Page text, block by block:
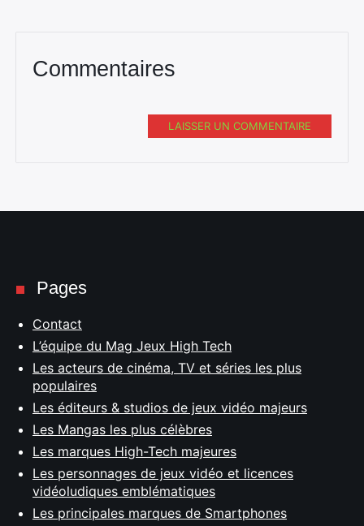
Commentaires
LAISSER UN COMMENTAIRE
Pages
Contact
L’équipe du Mag Jeux High Tech
Les acteurs de cinéma, TV et séries les plus
populaires
Les éditeurs & studios de jeux vidéo majeurs
Les Mangas les plus célèbres
Les marques High-Tech majeures
Les personnages de jeux vidéo et licences
vidéoludiques emblématiques
Les principales marques de Smartphones